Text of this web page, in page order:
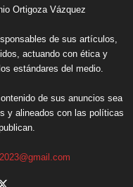
Ortigoza Vázquez
de sus artículos,
actuando con ética y
estándares del medio.
de sus anuncios sea
y alineados con las políticas